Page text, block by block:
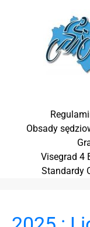
Obsady
Visegrad 4
Standardy